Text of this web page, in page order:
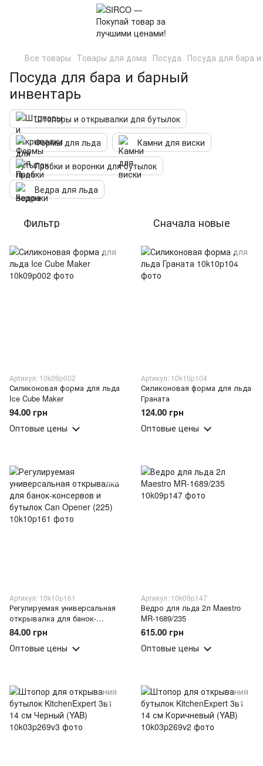
Все товары Товары для дома Посуда Посуда для бара
Посуда для бара и барный
инвентарь
Штопоры и открывалки для бутылок
Формы для льда
Камни для виски
Пробки и воронки для бутылок
Ведра для льда
Фильтр Сначала новые
Артикул: 10k09p002
Силиконовая форма для льда
Ice Cube Maker
94.00 грн
Оптовые цены
Артикул: 10k10p104
Силиконовая форма для льда
Граната
124.00 грн
Оптовые цены
Артикул: 10k10p161
Регулируемая универсальная
открывалка для банок-
консервов и бутылок Can
Opener (225)
84.00 грн
Оптовые цены
Артикул: 10k09p147
Ведро для льда 2л Maestro
MR-1689/235
615.00 грн
Оптовые цены